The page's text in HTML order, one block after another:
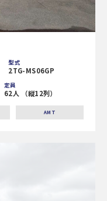
型式
2TG-MS06GP
定員
62人 （縦12列）
AMT